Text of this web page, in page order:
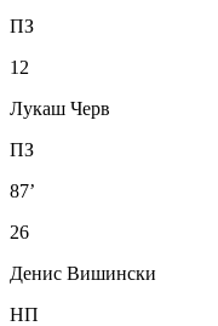
ПЗ
12
Лукаш Черв
ПЗ
87’
26
Денис Вишински
НП